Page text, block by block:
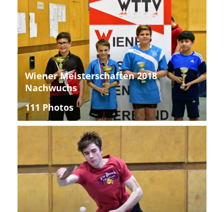
Wiener Meisterschaften 2018
Nachwuchs
111 Photos